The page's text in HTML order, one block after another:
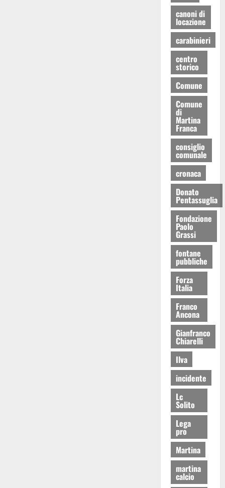
canoni di
locazione
carabinieri
centro
storico
Comune
Comune
di
Martina
Franca
consiglio
comunale
cronaca
Donato
Pentassuglia
Fondazione
Paolo
Grassi
fontane
pubbliche
Forza
Italia
Franco
Ancona
Gianfranco
Chiarelli
Ilva
incidente
Lc
Solito
Lega
pro
Martina
martina
calcio